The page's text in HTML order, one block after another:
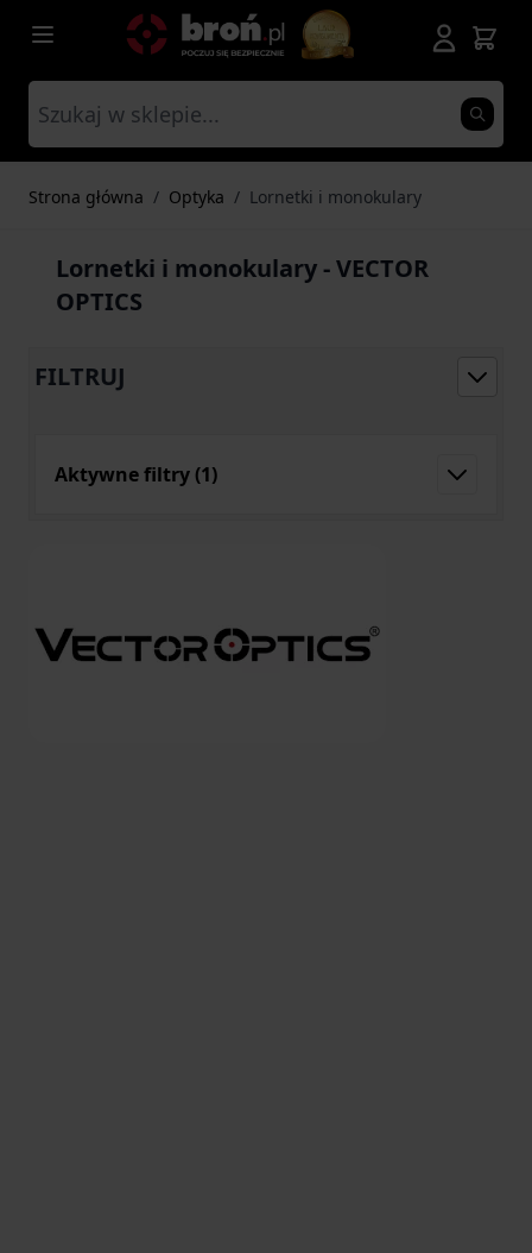
Przejdź do treści
Strona główna / Optyka / Lornetki i monokulary
Lornetki i monokulary - VECTOR
OPTICS
FILTRUJ
Aktywne filtry (1)